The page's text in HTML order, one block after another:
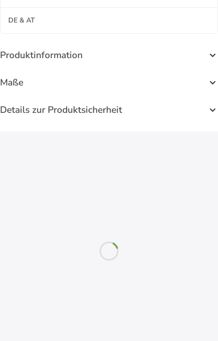
DE & AT
Produktinformation
Maße
Details zur Produktsicherheit